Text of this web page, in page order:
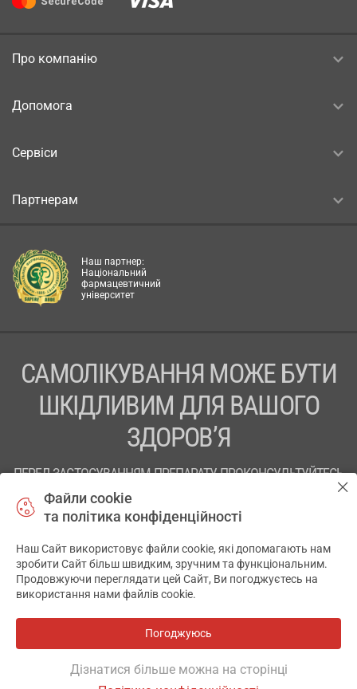
Про компанію
Допомога
Сервіси
Партнерам
Наш партнер:
Національний
фармацевтичний
університет
САМОЛІКУВАННЯ МОЖЕ БУТИ
ШКІДЛИВИМ ДЛЯ ВАШОГО
ЗДОРОВ’Я
ПЕРЕД ЗАСТОСУВАННЯМ ПРЕПАРАТУ ПРОКОНСУЛЬТУЙТЕСЬ
ТОВ «АПТЕКА 911.ЮА» Код ЄДРПОУ 43631965.
Відмова від відповідальності
© 2014-2026. Медична інформаційна система АПТЕКА911.ЮА
Файли cookie
та політика конфіденційності
Наш Сайт використовує файли cookie, які допомагають нам
зробити Сайт більш швидким, зручним та функціональним.
Продовжуючи переглядати цей Сайт, Ви погоджуєтесь на
використання нами файлів cookie.
Погоджуюсь
Дізнатися більше можна на сторінці